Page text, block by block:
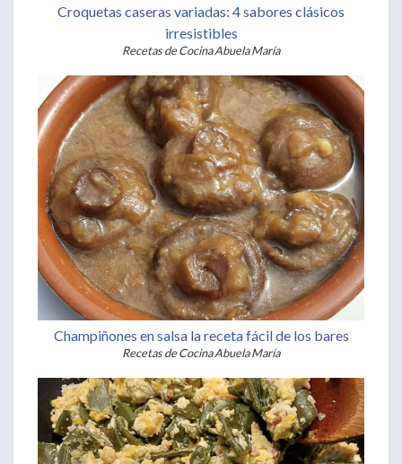
Croquetas caseras variadas: 4 sabores clásicos
irresistibles
Recetas de Cocina Abuela María
Champiñones en salsa la receta fácil de los bares
Recetas de Cocina Abuela María